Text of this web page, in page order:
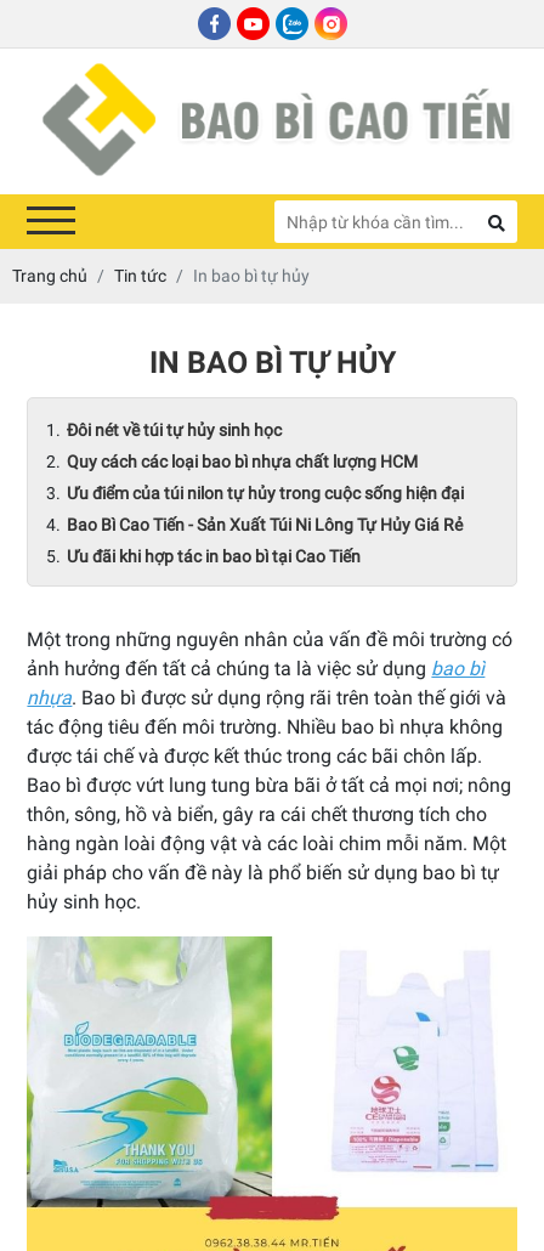
Trang chủ Tin tức In bao bì tự hủy
IN BAO BÌ TỰ HỦY
Đôi nét về túi tự hủy sinh học
Quy cách các loại bao bì nhựa chất lượng HCM
Ưu điểm của túi nilon tự hủy trong cuộc sống hiện đại
Bao Bì Cao Tiến - Sản Xuất Túi Ni Lông Tự Hủy Giá Rẻ
Ưu đãi khi hợp tác in bao bì tại Cao Tiến
Một trong những nguyên nhân của vấn đề môi trường có
ảnh hưởng đến tất cả chúng ta là việc sử dụng bao bì
nhựa. Bao bì được sử dụng rộng rãi trên toàn thế giới và
tác động tiêu đến môi trường. Nhiều bao bì nhựa không
được tái chế và được kết thúc trong các bãi chôn lấp.
Bao bì được vứt lung tung bừa bãi ở tất cả mọi nơi; nông
thôn, sông, hồ và biển, gây ra cái chết thương tích cho
hàng ngàn loài động vật và các loài chim mỗi năm. Một
giải pháp cho vấn đề này là phổ biến sử dụng bao bì tự
hủy sinh học.